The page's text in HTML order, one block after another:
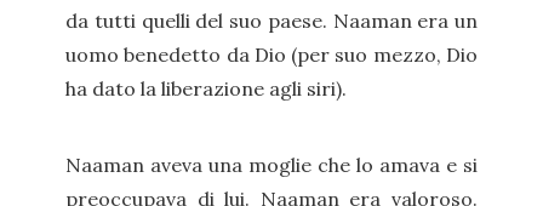
da tutti quelli del suo paese. Naaman era un
uomo benedetto da Dio (per suo mezzo, Dio
ha dato la liberazione agli siri).
Naaman aveva una moglie che lo amava e si
preoccupava di lui. Naaman era valoroso.